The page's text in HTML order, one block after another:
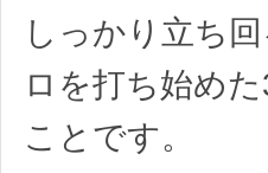
しっかり立ち
ロを打ち始め
ことです。